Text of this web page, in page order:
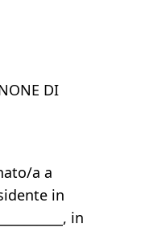
DI
a a
in
in